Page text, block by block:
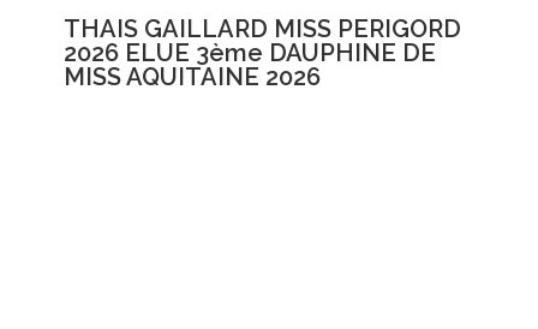
THAIS GAILLARD MISS PERIGORD
2026 ELUE 3ème DAUPHINE DE
MISS AQUITAINE 2026